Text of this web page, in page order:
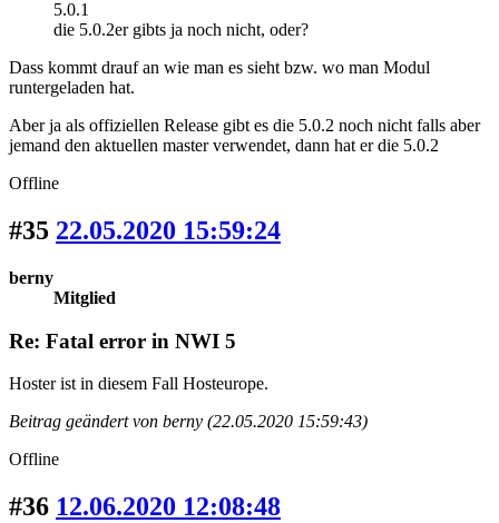
5.0.1
die 5.0.2er gibts ja noch nicht, oder?
Dass kommt drauf an wie man es sieht bzw. wo man Modul
runtergeladen hat.
Aber ja als offiziellen Release gibt es die 5.0.2 noch nicht falls aber
jemand den aktuellen master verwendet, dann hat er die 5.0.2
Offline
#35 22.05.2020 15:59:24
berny
Mitglied
Re: Fatal error in NWI 5
Hoster ist in diesem Fall Hosteurope.
Beitrag geändert von berny (22.05.2020 15:59:43)
Offline
#36 12.06.2020 12:08:48